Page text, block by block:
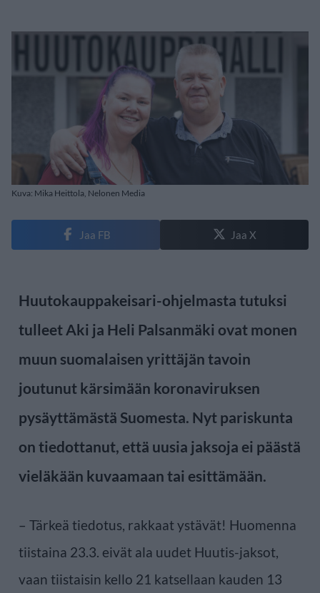
Kuva: Mika Heittola, Nelonen Media
Jaa FB Jaa X
Huutokauppakeisari-ohjelmasta tutuksi
tulleet Aki ja Heli Palsanmäki ovat monen
muun suomalaisen yrittäjän tavoin
joutunut kärsimään koronaviruksen
pysäyttämästä Suomesta. Nyt pariskunta
on tiedottanut, että uusia jaksoja ei päästä
vieläkään kuvaamaan tai esittämään.
– Tärkeä tiedotus, rakkaat ystävät! Huomenna
tiistaina 23.3. eivät ala uudet Huutis-jaksot,
vaan tiistaisin kello 21 katsellaan kauden 13